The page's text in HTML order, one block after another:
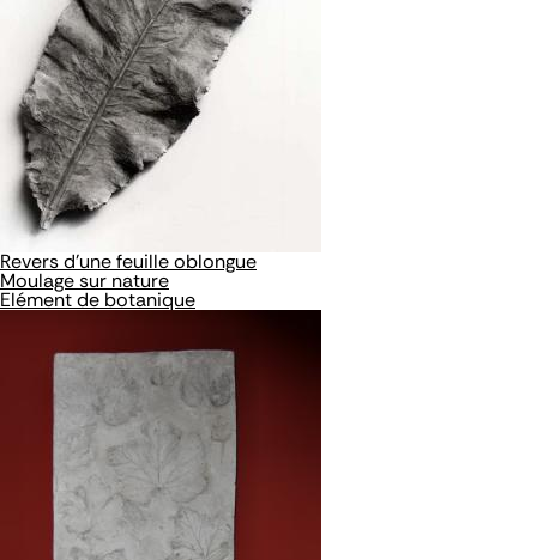
Revers d'une feuille oblongue
Moulage sur nature
Elément de botanique